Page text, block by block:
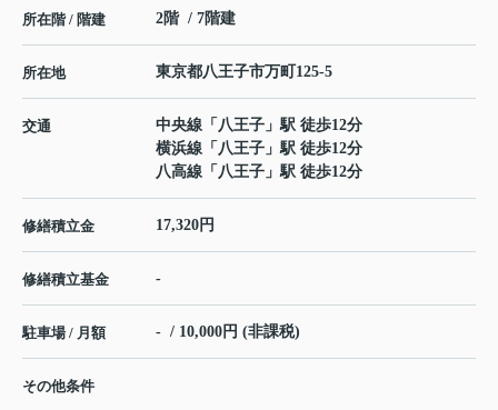
所在階 / 階建 2階 / 7階建
所在地 東京都八王子市万町 125-5
交通 中央線 「 八王子 」駅 徒歩12分
横浜線 「 八王子 」駅 徒歩12分
八高線 「 八王子 」駅 徒歩12分
修繕積立金 17,320円
修繕積立基金 -
駐車場 / 月額 - / 10,000円 (非課税)
その他条件